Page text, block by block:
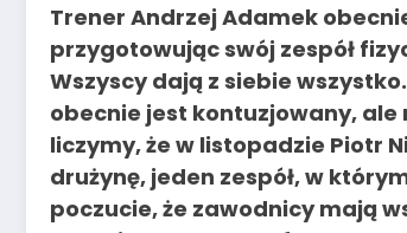
Trener Andrzej Adamek
przygotowując swój zespół
Wszyscy dają z siebie
obecnie jest kontuzjowany,
liczymy, że w listopadzie Piotr
drużynę, jeden zespół, w
poczucie, że zawodnicy mają